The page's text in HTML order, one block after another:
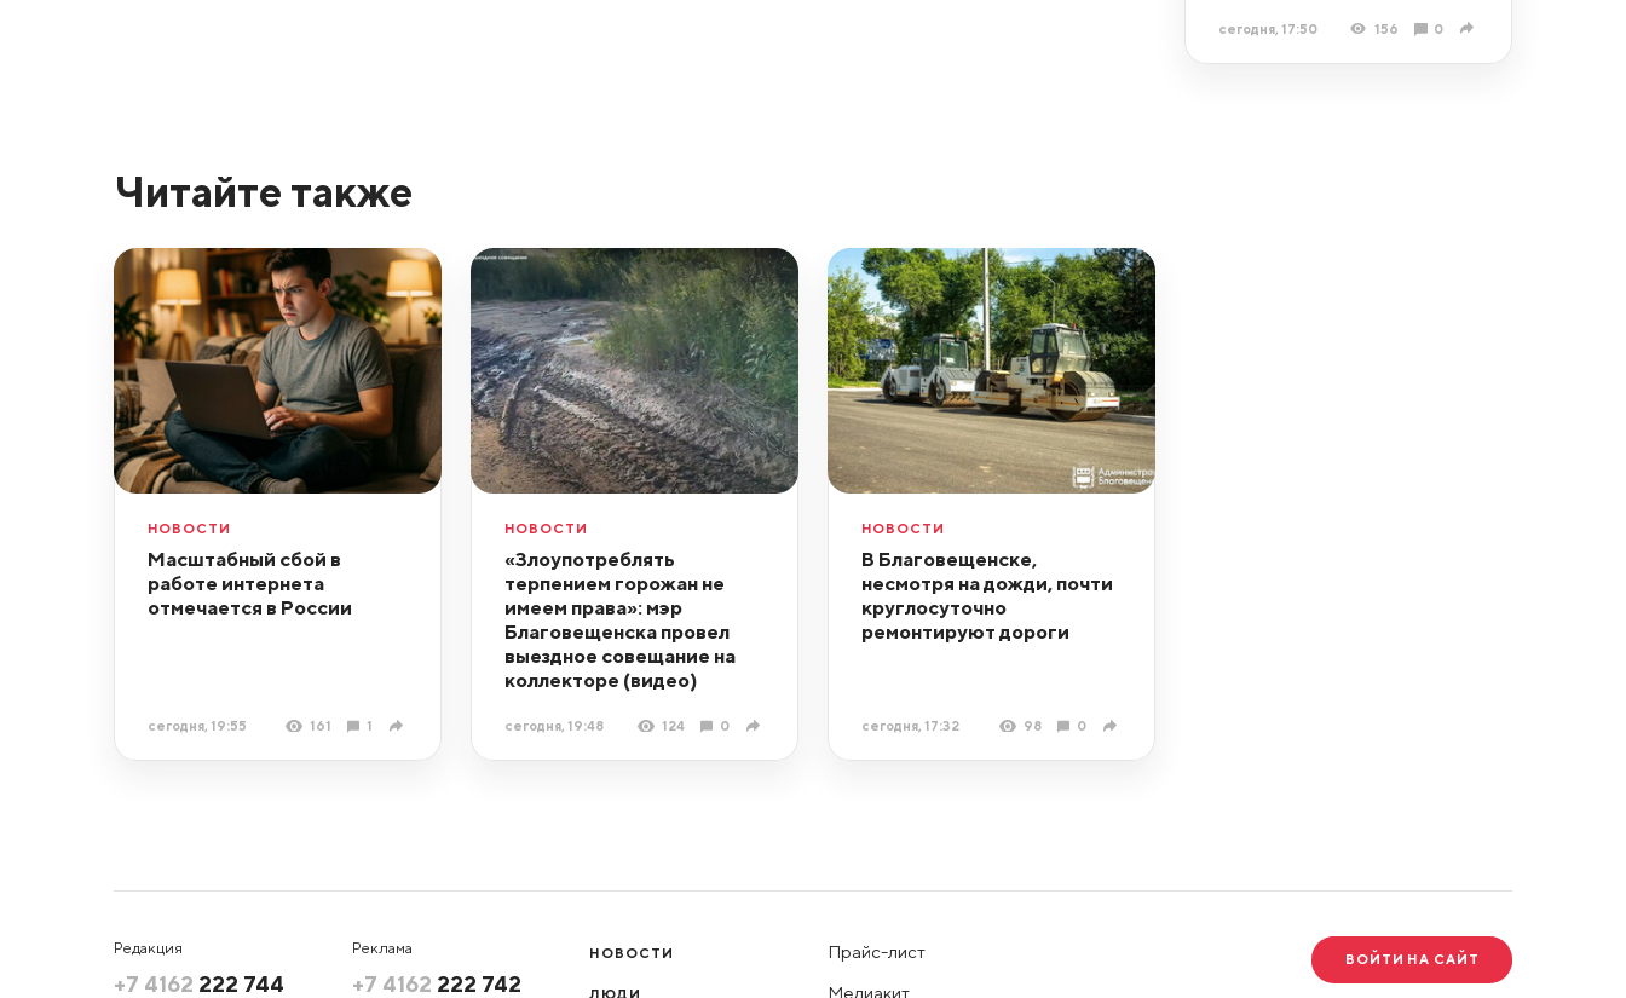
сегодня, 17:50 156 0
Читайте также
НОВОСТИ
Масштабный сбой в
работе интернета
отмечается в России
сегодня, 19:55 161 1
НОВОСТИ
«Злоупотреблять
терпением горожан не
имеем права»: мэр
Благовещенска провел
выездное совещание на
коллекторе (видео)
сегодня, 19:48 124 0
НОВОСТИ
В Благовещенске,
несмотря на дожди, почти
круглосуточно
ремонтируют дороги
сегодня, 17:32 98 0
Редакция
+7 4162 222 744
Реклама
+7 4162 222 742
НОВОСТИ
ЛЮДИ
Прайс-лист
Медиакит
ВОЙТИ НА САЙТ